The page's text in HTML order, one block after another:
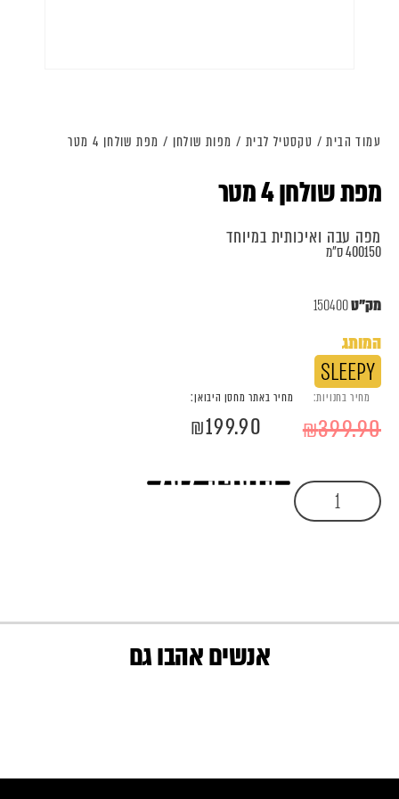
עמוד הבית/ טקסטיל לבית / מפות שולחן / מפת שולחן 4 מטר
מפת שולחן 4 מטר
מפה עבה ואיכותית במיוחד
400150 ס"מ
מק"ט150400
המותג
SLEEPY
₪399.90
₪199.90
הוספה לסל
אנשים אהבו גם